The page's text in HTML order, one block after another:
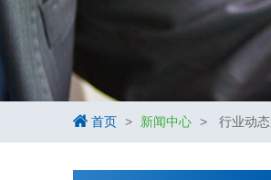
首页 > 新闻中心 > 行业动态